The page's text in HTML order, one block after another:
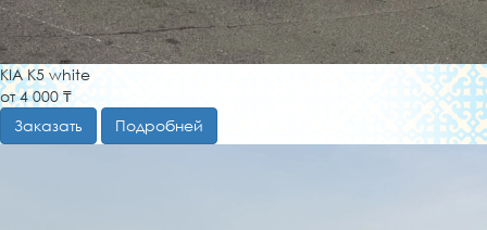
KIA K5 white
от 4 000 ₸
Заказать
Подробней